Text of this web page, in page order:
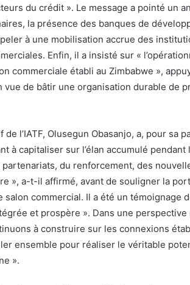
du crédit ». Le message a pointé un
la présence des banques de
à une mobilisation accrue des
Enfin, il a insisté sur «
commerciale établi au Zimbabwe »,
de bâtir une organisation durable de
l’IATF, Olusegun Obasanjo, a, pour sa
à capitaliser sur l’élan accumulé pendant
partenariats, du renforcement, des
», a-t-il affirmé, avant de souligner la
salon commercial. Il a été un témoignage
et prospère ». Dans une
à construire sur les connexions
ensemble pour réaliser le véritable
».